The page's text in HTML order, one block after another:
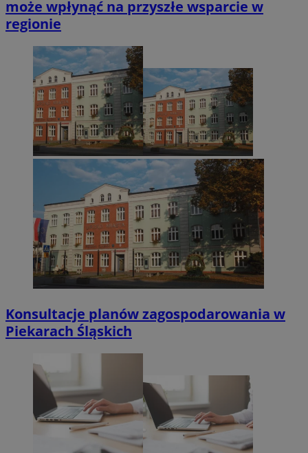
może wpłynąć na przyszłe wsparcie w
regionie
Konsultacje planów zagospodarowania w
Piekarach Śląskich